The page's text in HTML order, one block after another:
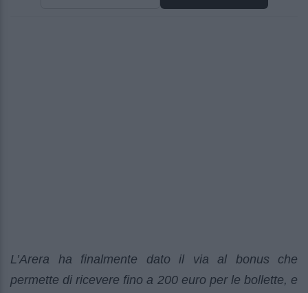
L’Arera ha finalmente dato il via al bonus che
permette di ricevere fino a 200 euro per le bollette, e